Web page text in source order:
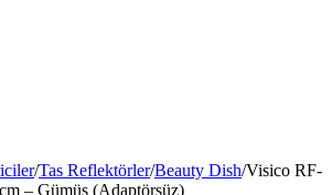
/Tas Reflektörler/Beauty Dish/Visico RF-
– Gümüş (Adaptörsüz)